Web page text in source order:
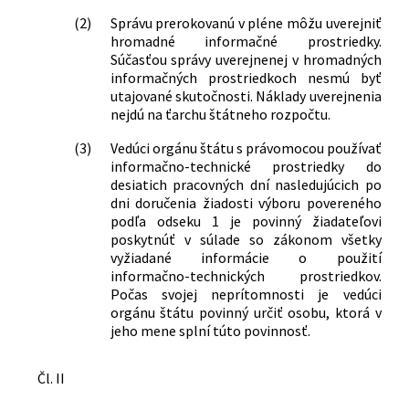
(2)
Správu prerokovanú v pléne môžu uverejniť
hromadné informačné prostriedky.
Súčasťou správy uverejnenej v hromadných
informačných prostriedkoch nesmú byť
utajované skutočnosti. Náklady uverejnenia
nejdú na ťarchu štátneho rozpočtu.
(3)
Vedúci orgánu štátu s právomocou používať
informačno-technické prostriedky do
desiatich pracovných dní nasledujúcich po
dni doručenia žiadosti výboru povereného
podľa odseku 1 je povinný žiadateľovi
poskytnúť v súlade so zákonom všetky
vyžiadané informácie o použití
informačno-technických prostriedkov.
Počas svojej neprítomnosti je vedúci
orgánu štátu povinný určiť osobu, ktorá v
jeho mene splní túto povinnosť.
Čl. II